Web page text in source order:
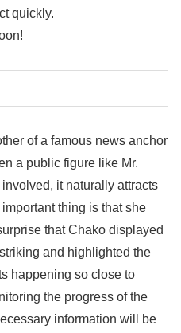
quickly.
of a famous news anchor
a public figure like Mr.
it naturally attracts
thing is that she
that Chako displayed
and highlighted the
happening so close to
the progress of the
information will be